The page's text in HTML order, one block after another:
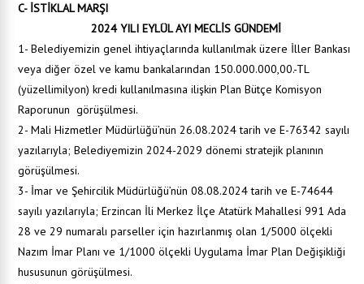
C- İSTİKLAL MARŞI
2024 YILI EYLÜL AYI MECLİS GÜNDEMİ
1- Belediyemizin genel ihtiyaçlarında kullanılmak üzere İller Bankası
veya diğer özel ve kamu bankalarından 150.000.000,00.-TL
(yüzellimilyon) kredi kullanılmasına ilişkin Plan Bütçe Komisyon
Raporunun görüşülmesi.
2- Mali Hizmetler Müdürlüğü’nün 26.08.2024 tarih ve E-76342 sayılı
yazılarıyla; Belediyemizin 2024-2029 dönemi stratejik planının
görüşülmesi.
3- İmar ve Şehircilik Müdürlüğü’nün 08.08.2024 tarih ve E-74644
sayılı yazılarıyla; Erzincan İli Merkez İlçe Atatürk Mahallesi 991 Ada
28 ve 29 numaralı parseller için hazırlanmış olan 1/5000 ölçekli
Nazım İmar Planı ve 1/1000 ölçekli Uygulama İmar Plan Değişikliği
hususunun görüşülmesi.